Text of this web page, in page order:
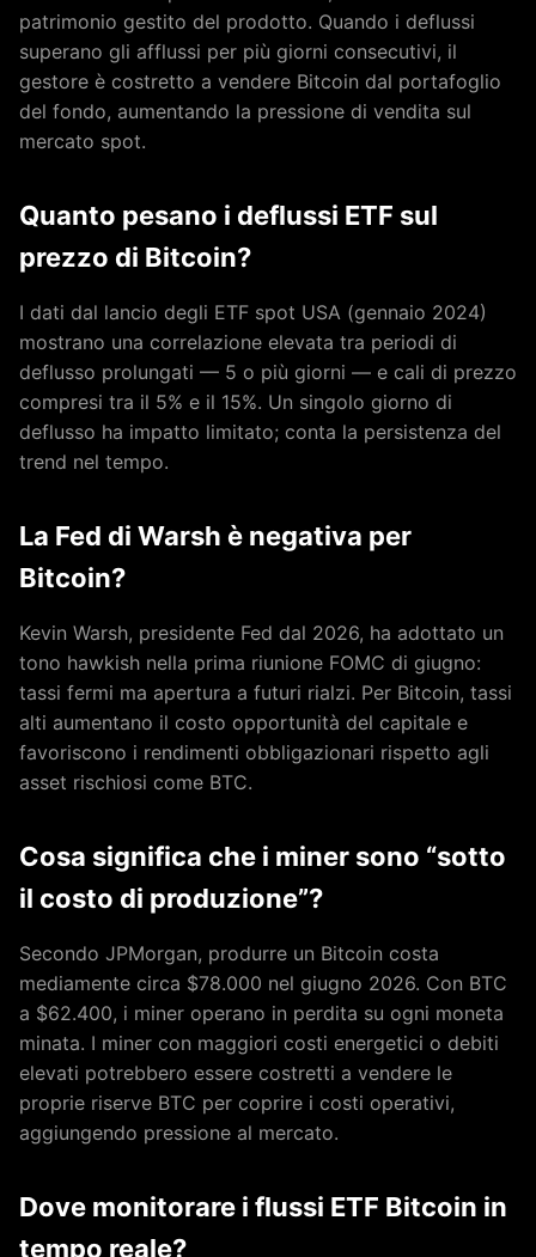
patrimonio gestito del prodotto. Quando i deflussi
superano gli afflussi per più giorni consecutivi, il
gestore è costretto a vendere Bitcoin dal portafoglio
del fondo, aumentando la pressione di vendita sul
mercato spot.
Quanto pesano i deflussi ETF sul
prezzo di Bitcoin?
I dati dal lancio degli ETF spot USA (gennaio 2024)
mostrano una correlazione elevata tra periodi di
deflusso prolungati — 5 o più giorni — e cali di prezzo
compresi tra il 5% e il 15%. Un singolo giorno di
deflusso ha impatto limitato; conta la persistenza del
trend nel tempo.
La Fed di Warsh è negativa per
Bitcoin?
Kevin Warsh, presidente Fed dal 2026, ha adottato un
tono hawkish nella prima riunione FOMC di giugno:
tassi fermi ma apertura a futuri rialzi. Per Bitcoin, tassi
alti aumentano il costo opportunità del capitale e
favoriscono i rendimenti obbligazionari rispetto agli
asset rischiosi come BTC.
Cosa significa che i miner sono “sotto
il costo di produzione”?
Secondo JPMorgan, produrre un Bitcoin costa
mediamente circa $78.000 nel giugno 2026. Con BTC
a $62.400, i miner operano in perdita su ogni moneta
minata. I miner con maggiori costi energetici o debiti
elevati potrebbero essere costretti a vendere le
proprie riserve BTC per coprire i costi operativi,
aggiungendo pressione al mercato.
Dove monitorare i flussi ETF Bitcoin in
tempo reale?